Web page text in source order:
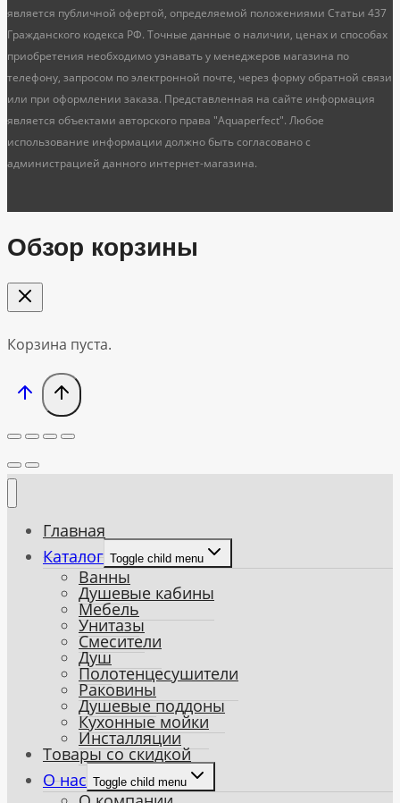
является публичной офертой, определяемой положениями Статьи 437
Гражданского кодекса РФ. Точные данные о наличии, ценах и способах
приобретения необходимо узнавать у менеджеров магазина по
телефону, запросом по электронной почте, через форму обратной связи
или при оформлении заказа. Представленная на сайте информация
является объектами авторского права "Aquaperfect". Любое
использование информации должно быть согласовано с
администрацией данного интернет-магазина.
Обзор корзины
Корзина пуста.
Главная
Каталог Toggle child menu
Ванны
Душевые кабины
Мебель
Унитазы
Смесители
Душ
Полотенцесушители
Раковины
Душевые поддоны
Кухонные мойки
Инсталляции
Товары со скидкой
О нас Toggle child menu